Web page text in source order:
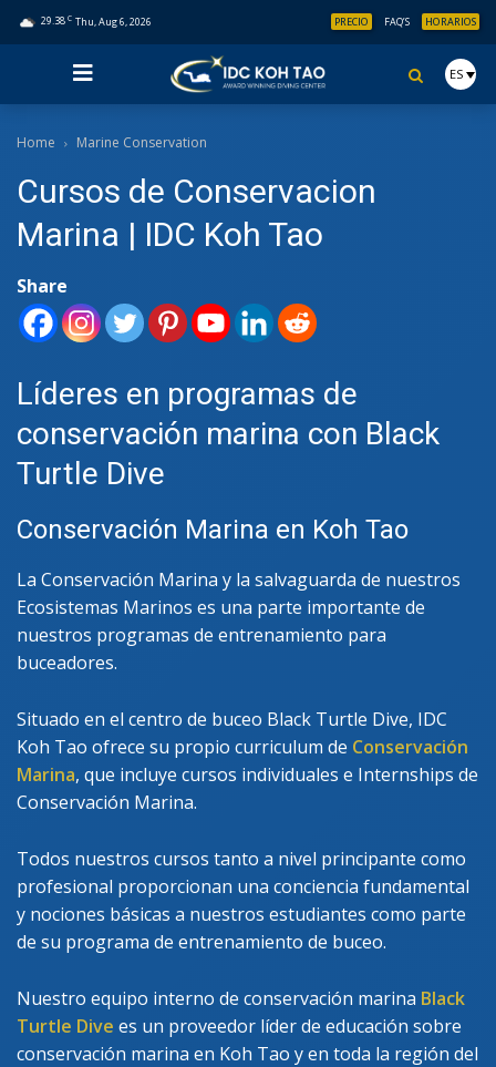
29.38 C Thu, Aug 6, 2026 PRECIO FAQ’S HORARIOS
ES
Home Marine Conservation
Cursos de Conservacion
Marina | IDC Koh Tao
Share
Líderes en programas de
conservación marina con Black
Turtle Dive
Conservación Marina en Koh Tao
La Conservación Marina y la salvaguarda de nuestros
Ecosistemas Marinos es una parte importante de
nuestros programas de entrenamiento para
buceadores.
Situado en el centro de buceo Black Turtle Dive, IDC
Koh Tao ofrece su propio curriculum de Conservación
Marina, que incluye cursos individuales e Internships de
Conservación Marina.
Todos nuestros cursos tanto a nivel principante como
profesional proporcionan una conciencia fundamental
y nociones básicas a nuestros estudiantes como parte
de su programa de entrenamiento de buceo.
Nuestro equipo interno de conservación marina Black
Turtle Dive es un proveedor líder de educación sobre
conservación marina en Koh Tao y en toda la región del